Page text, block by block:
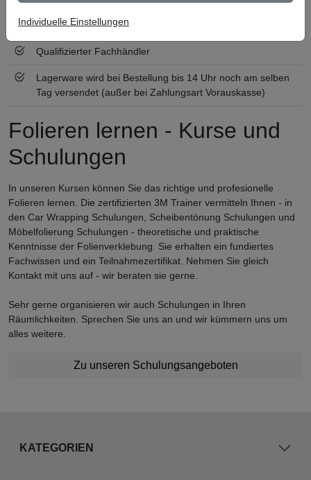
Zertifiziert nach ISO 9001
Qualifizierter Fachhändler
Lagerware wird bei Bestellung bis 14 Uhr noch am selben
Tag versendet (außer bei Zahlungsart Vorauskasse)
Folieren lernen - Kurse und
Schulungen
In unseren Kursen können Sie das richtige und profesionelle
Folieren lernen. Die zertifizierten 3M Trainer vermitteln Ihnen - in
den Car Wrapping Schulungen, Scheibentönung Schulungen und
Möbelfolierung Schulungen - theoretische und praktische
Kenntnisse der Folienverklebung. Sie erhalten ein fundiertes
Fachwissen und ein Teilnahmezertifikat. Nehmen Sie gleich
Kontakt mit uns auf - wir beraten sie gerne.
Sehr gerne organisieren wir auch Schulungen in Ihren
Räumlichkeiten. Sprechen Sie uns an und wir kümmern uns um
alles weitere.
Zu unseren Schulungsangeboten
KATEGORIEN
Individuelle Einstellungen